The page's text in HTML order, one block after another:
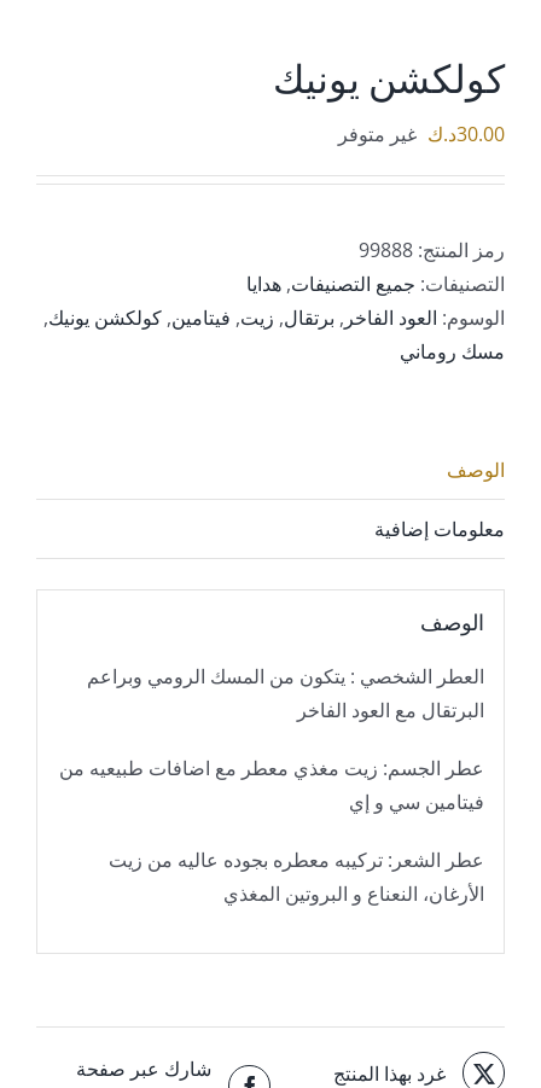
كولكشن يونيك
30.00د.ك غير متوفر
رمز المنتج: 99888
التصنيفات: جميع التصنيفات, هدايا
الوسوم: العود الفاخر , برتقال, زيت, فيتامين, كولكشن يونيك,
مسك روماني
الوصف
معلومات إضافية
الوصف
العطر الشخصي : يتكون من المسك الرومي وبراعم
البرتقال مع العود الفاخر
عطر الجسم: زيت مغذي معطر مع اضافات طبيعيه من
فيتامين سي و إي
عطر الشعر: تركيبه معطره بجوده عاليه من زيت
الأرغان، النعناع و البروتين المغذي
شارك عبر صفحة
غرد بهذا المنتج